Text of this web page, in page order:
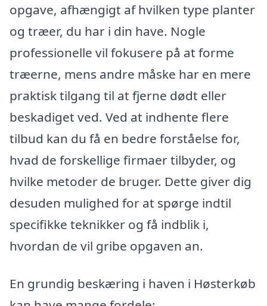
opgave, afhængigt af hvilken type planter
og træer, du har i din have. Nogle
professionelle vil fokusere på at forme
træerne, mens andre måske har en mere
praktisk tilgang til at fjerne dødt eller
beskadiget ved. Ved at indhente flere
tilbud kan du få en bedre forståelse for,
hvad de forskellige firmaer tilbyder, og
hvilke metoder de bruger. Dette giver dig
desuden mulighed for at spørge indtil
specifikke teknikker og få indblik i,
hvordan de vil gribe opgaven an.
En grundig beskæring i haven i Høsterkøb